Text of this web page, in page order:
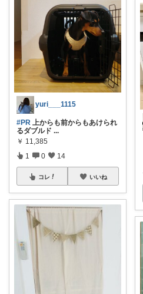
yuri___1115
#PR 上からも前からもあけられ
るダブルド ...
￥ 11,385
1 0 14
コレ いいね